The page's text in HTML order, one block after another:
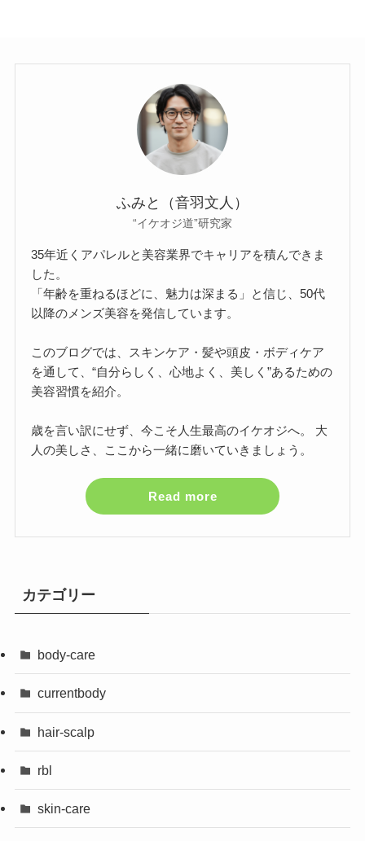
ふみと（音羽文人）
“イケオジ道”研究家
35年近くアパレルと美容業界でキャリアを積んできま
した。
「年齢を重ねるほどに、魅力は深まる」と信じ、50代
以降のメンズ美容を発信しています。
このブログでは、スキンケア・髪や頭皮・ボディケア
を通して、“自分らしく、心地よく、美しく”あるための
美容習慣を紹介。
歳を言い訳にせず、今こそ人生最高のイケオジへ。 大
人の美しさ、ここから一緒に磨いていきましょう。
Read more
カテゴリー
body-care
currentbody
hair-scalp
rbl
skin-care